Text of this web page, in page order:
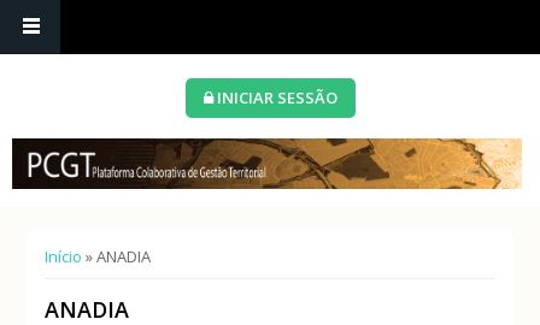
INICIAR SESSÃO
Está aqui
Início » ANADIA
ANADIA